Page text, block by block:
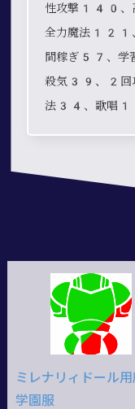
性攻撃140、
全力魔法121
間稼ぎ57、
殺気39、2回
法34、歌唱18
ミレナリィドール
学園服